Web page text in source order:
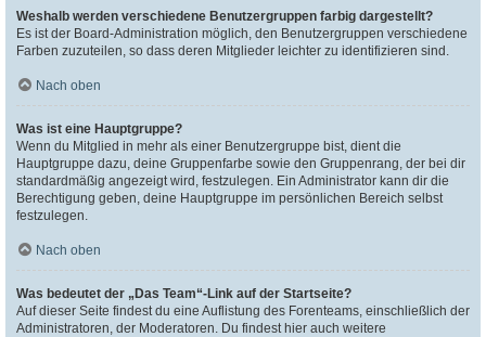
Weshalb werden verschiedene Benutzergruppen farbig dargestellt?
Es ist der Board-Administration möglich, den Benutzergruppen verschiedene
Farben zuzuteilen, so dass deren Mitglieder leichter zu identifizieren sind.
Nach oben
Was ist eine Hauptgruppe?
Wenn du Mitglied in mehr als einer Benutzergruppe bist, dient die
Hauptgruppe dazu, deine Gruppenfarbe sowie den Gruppenrang, der bei dir
standardmäßig angezeigt wird, festzulegen. Ein Administrator kann dir die
Berechtigung geben, deine Hauptgruppe im persönlichen Bereich selbst
festzulegen.
Nach oben
Was bedeutet der „Das Team“-Link auf der Startseite?
Auf dieser Seite findest du eine Auflistung des Forenteams, einschließlich der
Administratoren, der Moderatoren. Du findest hier auch weitere